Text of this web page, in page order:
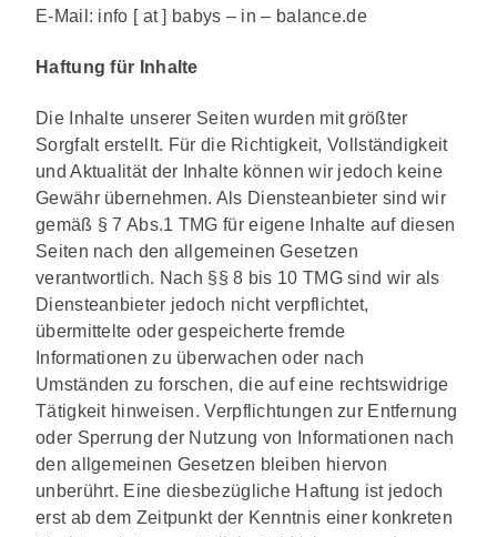
E-Mail: info [ at ] babys – in – balance.de
Haftung für Inhalte
Die Inhalte unserer Seiten wurden mit größter
Sorgfalt erstellt. Für die Richtigkeit, Vollständigkeit
und Aktualität der Inhalte können wir jedoch keine
Gewähr übernehmen. Als Diensteanbieter sind wir
gemäß § 7 Abs.1 TMG für eigene Inhalte auf diesen
Seiten nach den allgemeinen Gesetzen
verantwortlich. Nach §§ 8 bis 10 TMG sind wir als
Diensteanbieter jedoch nicht verpflichtet,
übermittelte oder gespeicherte fremde
Informationen zu überwachen oder nach
Umständen zu forschen, die auf eine rechtswidrige
Tätigkeit hinweisen. Verpflichtungen zur Entfernung
oder Sperrung der Nutzung von Informationen nach
den allgemeinen Gesetzen bleiben hiervon
unberührt. Eine diesbezügliche Haftung ist jedoch
erst ab dem Zeitpunkt der Kenntnis einer konkreten